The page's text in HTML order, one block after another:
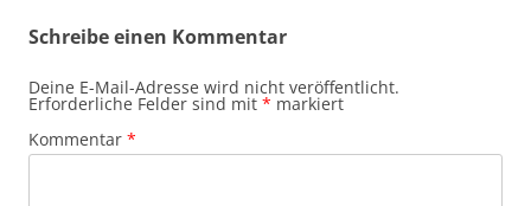
Schreibe einen Kommentar
Deine E-Mail-Adresse wird nicht veröffentlicht.
Erforderliche Felder sind mit * markiert
Kommentar *